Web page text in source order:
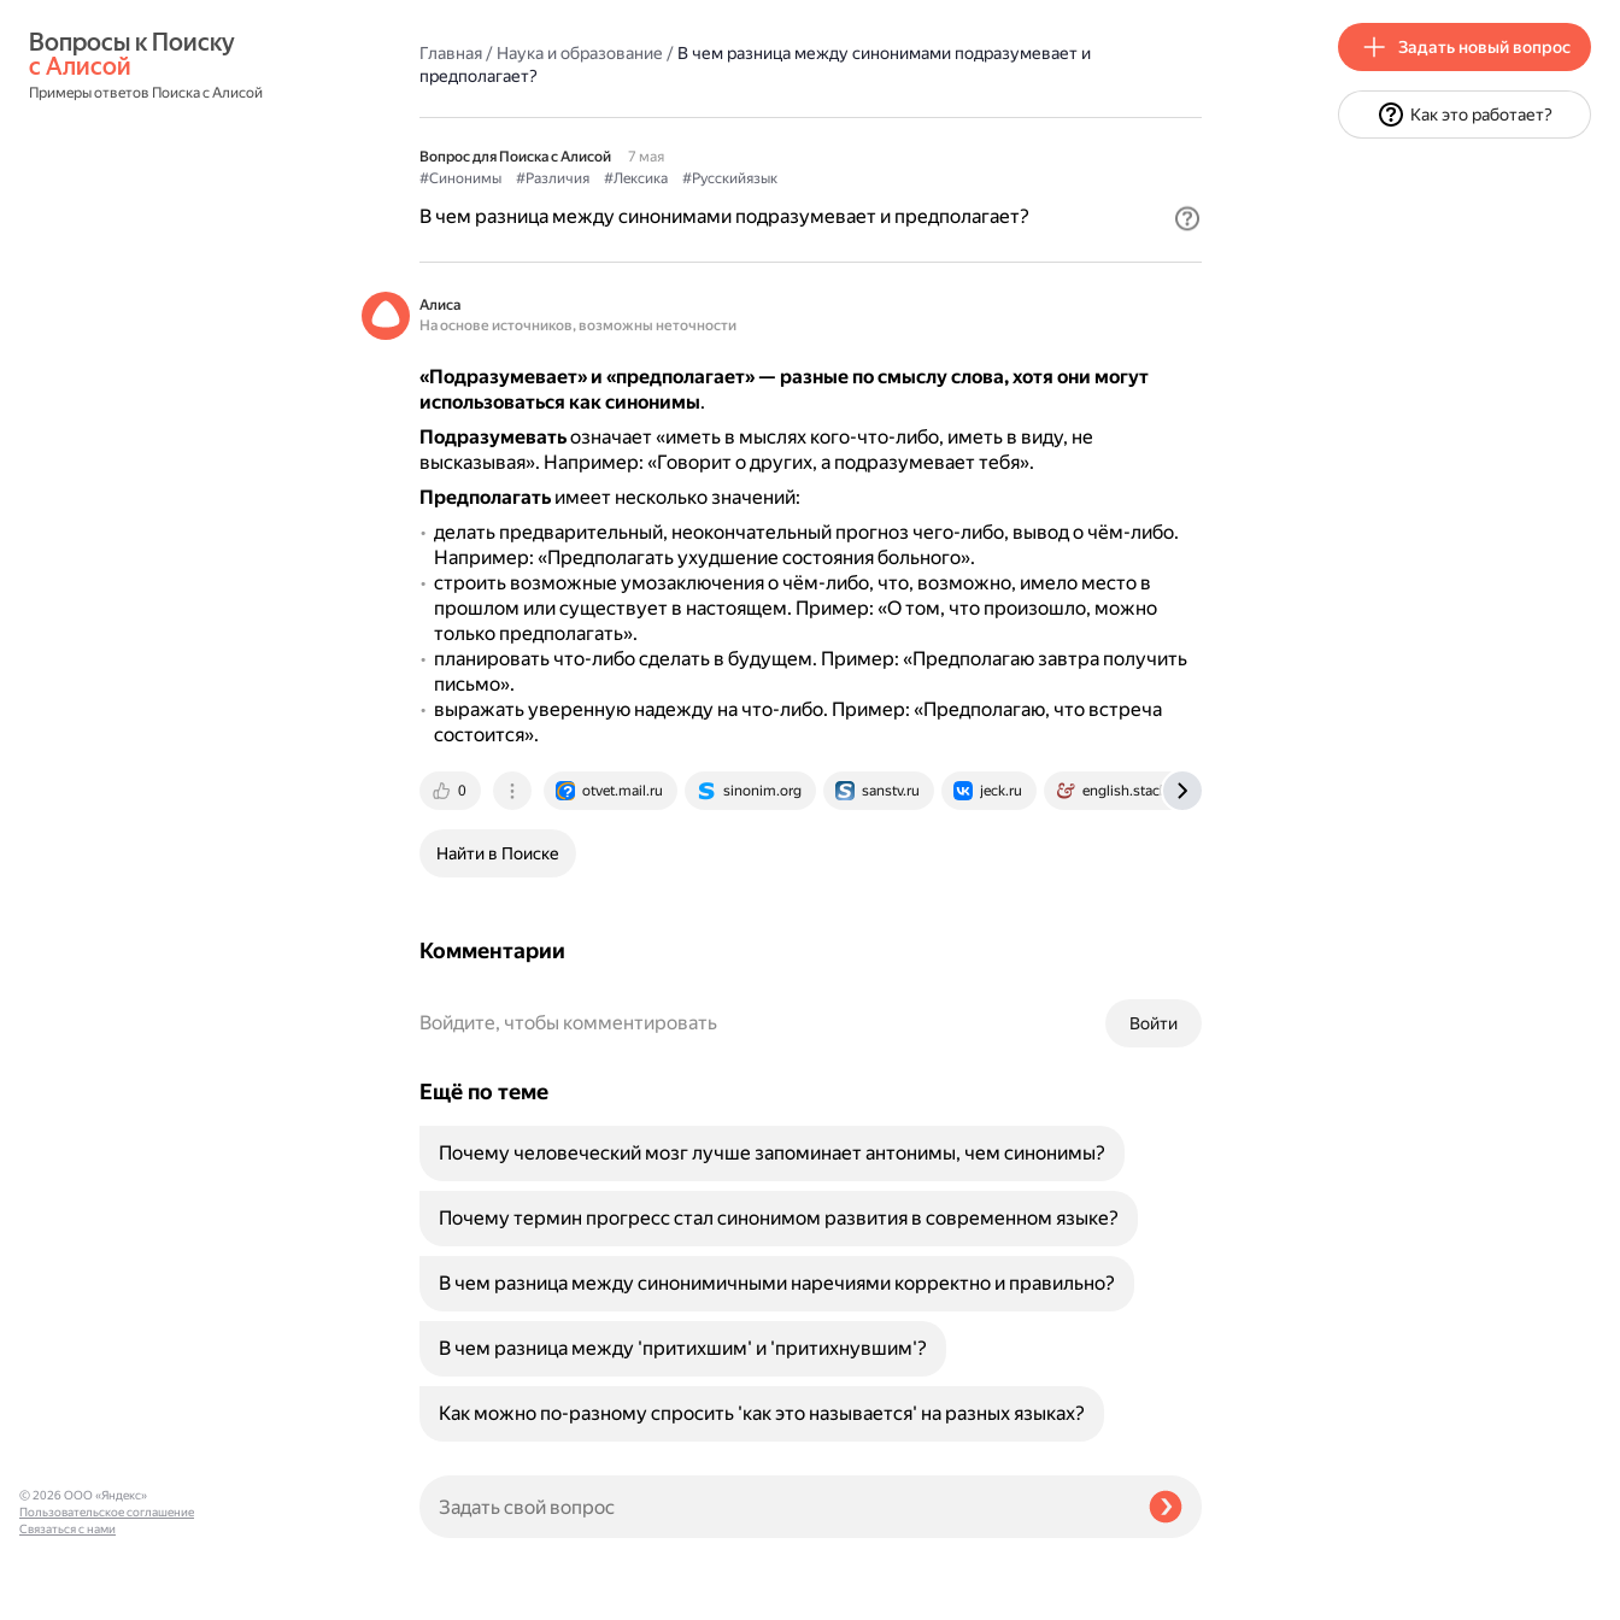
с Алисой
Примеры ответов Поиска с Алисой
Главная/ Наука и образование / В чем разница между синонимами подразумевает и
предполагает?
Вопрос для Поиска с Алисой
7 мая
#Синонимы
#Различия #Лексика #Русскийязык
В чем разница между синонимами подразумевает и предполагает?
Алиса
На основе источников, возможны неточности
«Подразумевает» и «предполагает» — разные по смыслу слова, хотя они могут
использоваться как синонимы.
Подразумеватьозначает «иметь в мыслях кого-что-либо, иметь в виду, не
высказывая». Например: «Говорит о других, а подразумевает тебя».
Предполагатьимеет несколько значений:
делать предварительный, неокончательный прогноз чего-либо, вывод о чём-либо.
Например: «Предполагать ухудшение состояния больного».
строить возможные умозаключения о чём-либо, что, возможно, имело место в
прошлом или существует в настоящем. Пример: «О том, что произошло, можно
только предполагать».
планировать что-либо сделать в будущем. Пример: «Предполагаю завтра получить
письмо».
выражать уверенную надежду на что-либо. Пример: «Предполагаю, что встреча
состоится».
0 otvet.mail.ru sinonim.org sanstv.ru jeck.ru english.stackexchange.com
Найти в Поиске
Комментарии
Войти
Войдите, чтобы комментировать
Ещё по теме
Почему человеческий мозг лучше запоминает антонимы, чем синонимы?
Почему термин прогресс стал синонимом развития в современном языке?
В чем разница между синонимичными наречиями корректно и правильно?
В чем разница между 'притихшим' и 'притихнувшим'?
Как можно по-разному спросить 'как это называется' на разных языках?
© 2026 ООО «Яндекс»
Пользовательское соглашение
Связаться с нами
Задать новый вопрос
Как это работает?